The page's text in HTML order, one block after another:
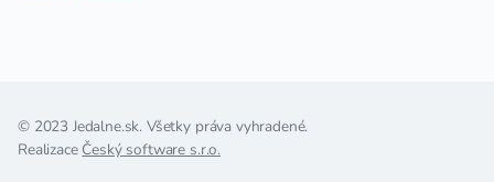
© 2023 Jedalne.sk. Všetky práva vyhradené.
Realizace Český software s.r.o.